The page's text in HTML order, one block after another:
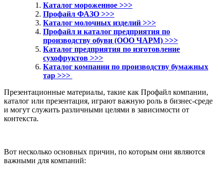
Каталог мороженное >>>
Профайл ФАЗО >>>
Каталог молочных изделий >>>
Профайл и каталог предприятия по
производству обуви (ООО ЧАРМ) >>>
Каталог предприятия по изготовление
сухофруктов >>>
Каталог компании по производству бумажных
тар >>>
Презентационные материалы, такие как Профайл компании,
каталог или презентация, играют важную роль в бизнес-среде
и могут служить различными целями в зависимости от
контекста.
Вот несколько основных причин, по которым они являются
важными для компаний: